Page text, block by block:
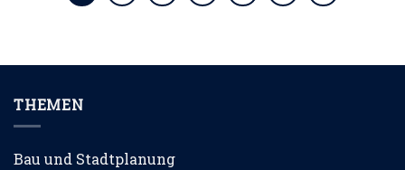
THEMEN
Bau und Stadtplanung